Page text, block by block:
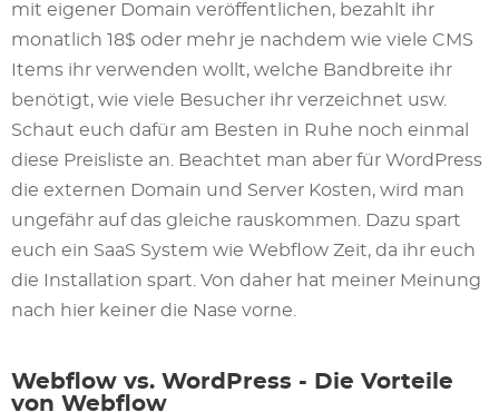
mit eigener Domain veröffentlichen, bezahlt ihr
monatlich 18$ oder mehr je nachdem wie viele CMS
Items ihr verwenden wollt, welche Bandbreite ihr
benötigt, wie viele Besucher ihr verzeichnet usw.
Schaut euch dafür am Besten in Ruhe noch einmal
diese Preisliste an. Beachtet man aber für WordPress
die externen Domain und Server Kosten, wird man
ungefähr auf das gleiche rauskommen. Dazu spart
euch ein SaaS System wie Webflow Zeit, da ihr euch
die Installation spart. Von daher hat meiner Meinung
nach hier keiner die Nase vorne.
Webflow vs. WordPress - Die Vorteile
von Webflow